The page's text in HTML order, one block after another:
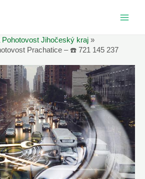
Jihočeský kraj
Prachatice – ☎️ 721 145 237